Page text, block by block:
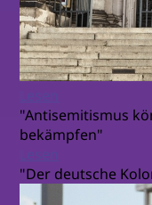
"Antisemitismus
bekämpfen"
Lesen
"Der deutsche